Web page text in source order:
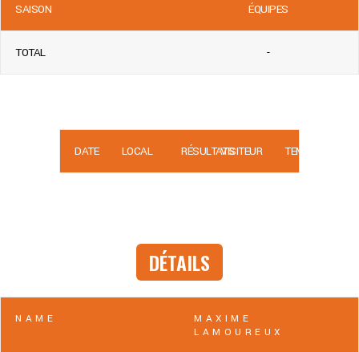
SAISON ÉQUIPES
TOTAL -
DATE LOCAL RÉSULTATSVISITEUR TEMPS
DÉTAILS
NAME
MAXIME
LAMOUREUX